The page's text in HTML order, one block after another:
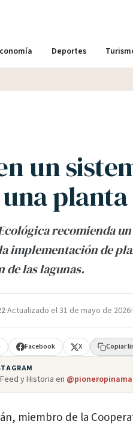
Deportes
un
recomienda
implementación de
las lagunas.
·Actualizado el31 de mayo de 2026·
Facebook X Copiar
y Historia en
miembro de la